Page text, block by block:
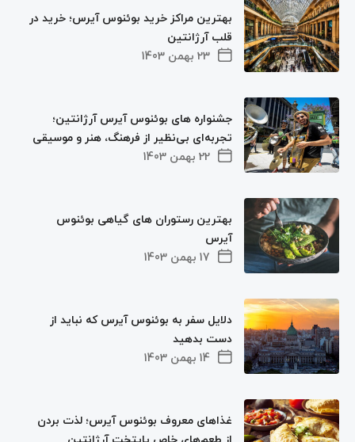
23 بهمن 1403
بهترین مراکز خرید بوئنوس آیرس؛ خرید در
قلب آرژانتین
22 بهمن 1403
جشنواره‌ های بوئنوس آیرس آرژانتین؛
تجربه‌ای بی‌نظیر از فرهنگ، هنر و موسیقی
17 بهمن 1403
بهترین رستوران‌ های گیاهی بوئنوس
آیرس
14 بهمن 1403
دلایل سفر به بوئنوس آیرس که نباید از
دست بدهید
غذاهای معروف بوئنوس آیرس؛ لذت بردن